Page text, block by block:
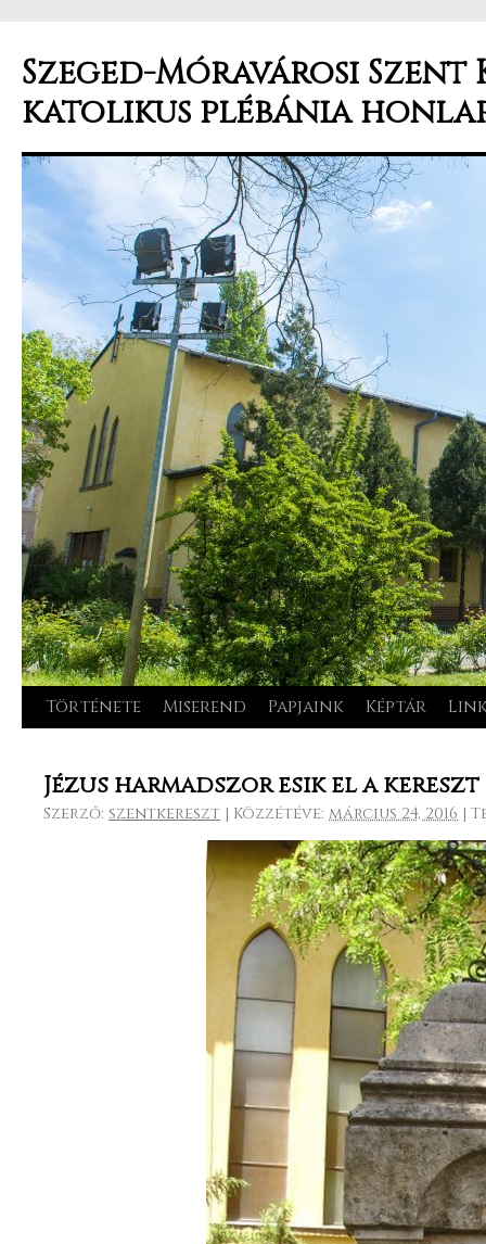
Szeged-Móravárosi Szent
katolikus plébánia
Kilépés
tartalomba
Története Miserend Papjaink Képtár
Jézus harmadszor esik el a
Szerző: szentkereszt | Közzétéve: március 24, 2016 |